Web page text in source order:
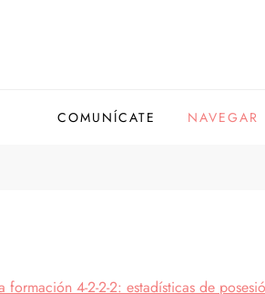
COMUNÍCATE NAVEGAR
4-2-2-2: estadísticas de